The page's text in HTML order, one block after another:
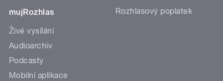
mujRozhlas
Živé vysílání
Audioarchiv
Podcasty
Mobilní aplikace
Rozhlasový poplatek